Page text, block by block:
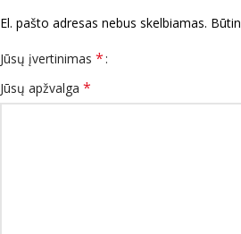
El. pašto adresas nebus skelbiamas.
Jūsų įvertinimas *
Jūsų apžvalga *